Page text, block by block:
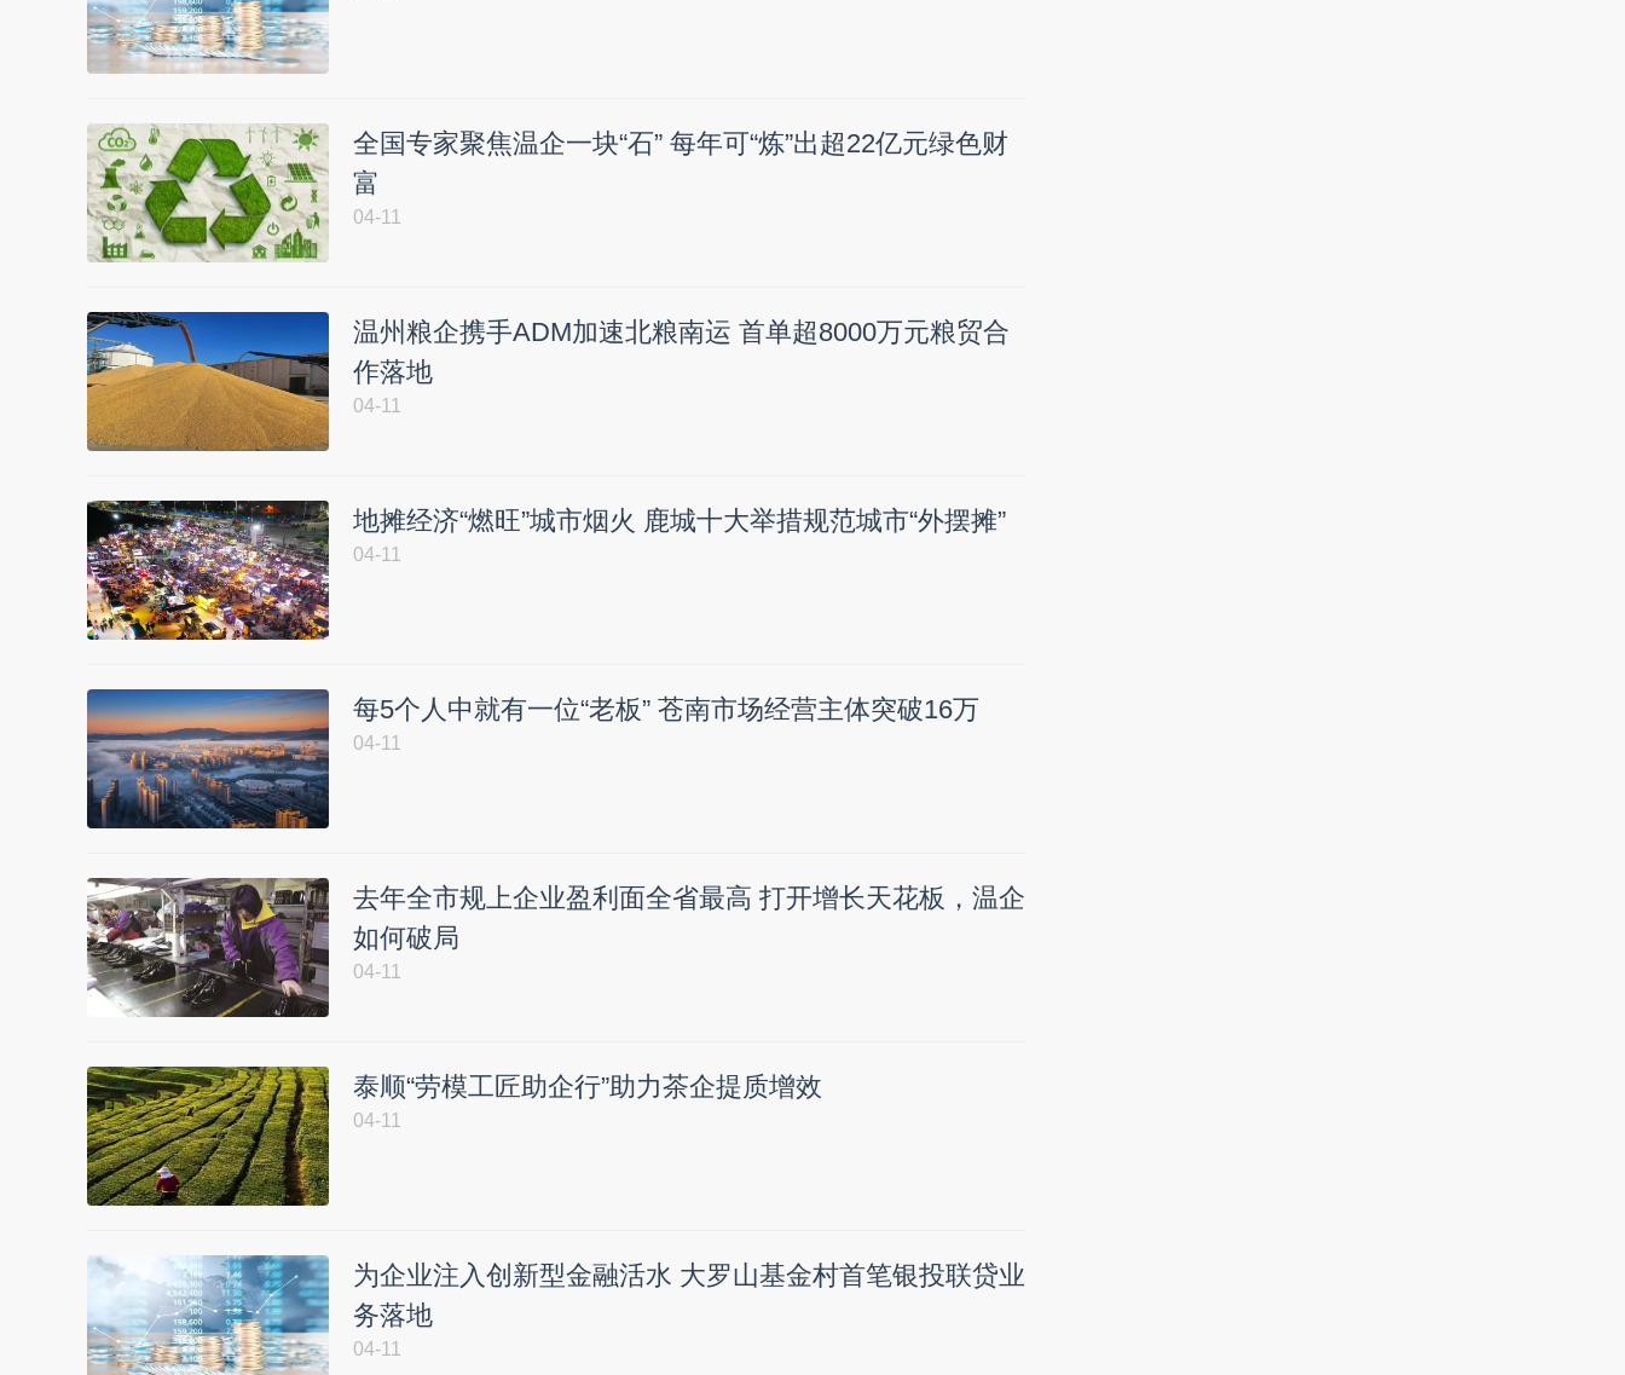
全国专家聚焦温企一块“石” 每年可“炼”出超22亿元绿色财
富
04-11
温州粮企携手ADM加速北粮南运 首单超8000万元粮贸合
作落地
04-11
地摊经济“燃旺”城市烟火 鹿城十大举措规范城市“外摆摊”
04-11
每5个人中就有一位“老板” 苍南市场经营主体突破16万
04-11
去年全市规上企业盈利面全省最高 打开增长天花板，温企
如何破局
04-11
泰顺“劳模工匠助企行”助力茶企提质增效
04-11
为企业注入创新型金融活水 大罗山基金村首笔银投联贷业
务落地
04-11